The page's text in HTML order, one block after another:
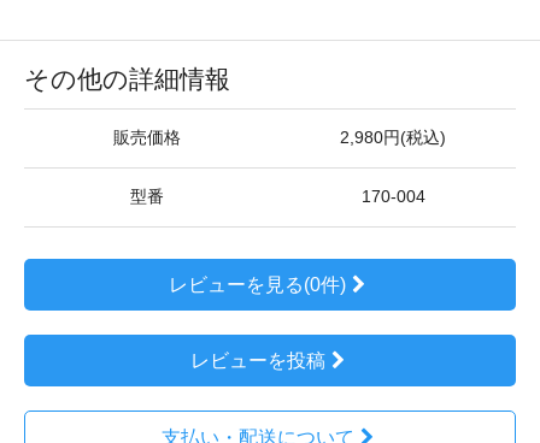
その他の詳細情報
販売価格 2,980円(税込)
型番 170-004
レビューを見る(0件)
レビューを投稿
支払い・配送について